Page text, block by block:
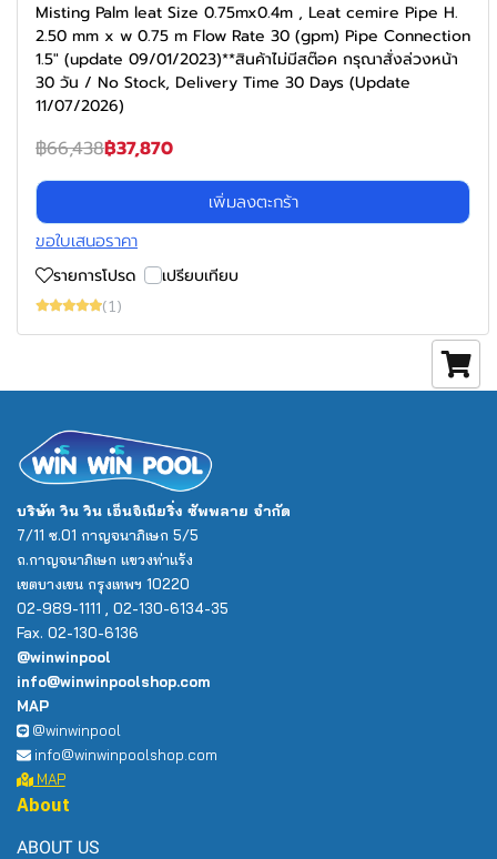
Misting Palm leat Size 0.75mx0.4m , Leat cemire Pipe H.
2.50 mm x w 0.75 m Flow Rate 30 (gpm) Pipe Connection
1.5" (update 09/01/2023)**สินค้าไม่มีสต๊อค กรุณาสั่งล่วงหน้า
30 วัน / No Stock, Delivery Time 30 Days (Update
11/07/2026)
฿66,438฿37,870
เพิ่มลงตะกร้า
ขอใบเสนอราคา
รายการโปรด เปรียบเทียบ
(1)
บริษัท วิน วิน เอ็นจิเนียริ่ง ซัพพลาย จำกัด
7/11 ซ.01 กาญจนาภิเษก 5/5
ถ.กาญจนาภิเษก แขวงท่าแร้ง
เขตบางเขน กรุงเทพฯ 10220
02-989-1111 , 02-130-6134-35
Fax. 02-130-6136
@winwinpool
info@winwinpoolshop.com
MAP
@winwinpool
info@winwinpoolshop.com
MAP
About
ABOUT US